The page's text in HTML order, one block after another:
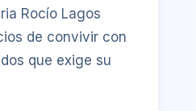
Rocío Lagos
de convivir con
que exige su